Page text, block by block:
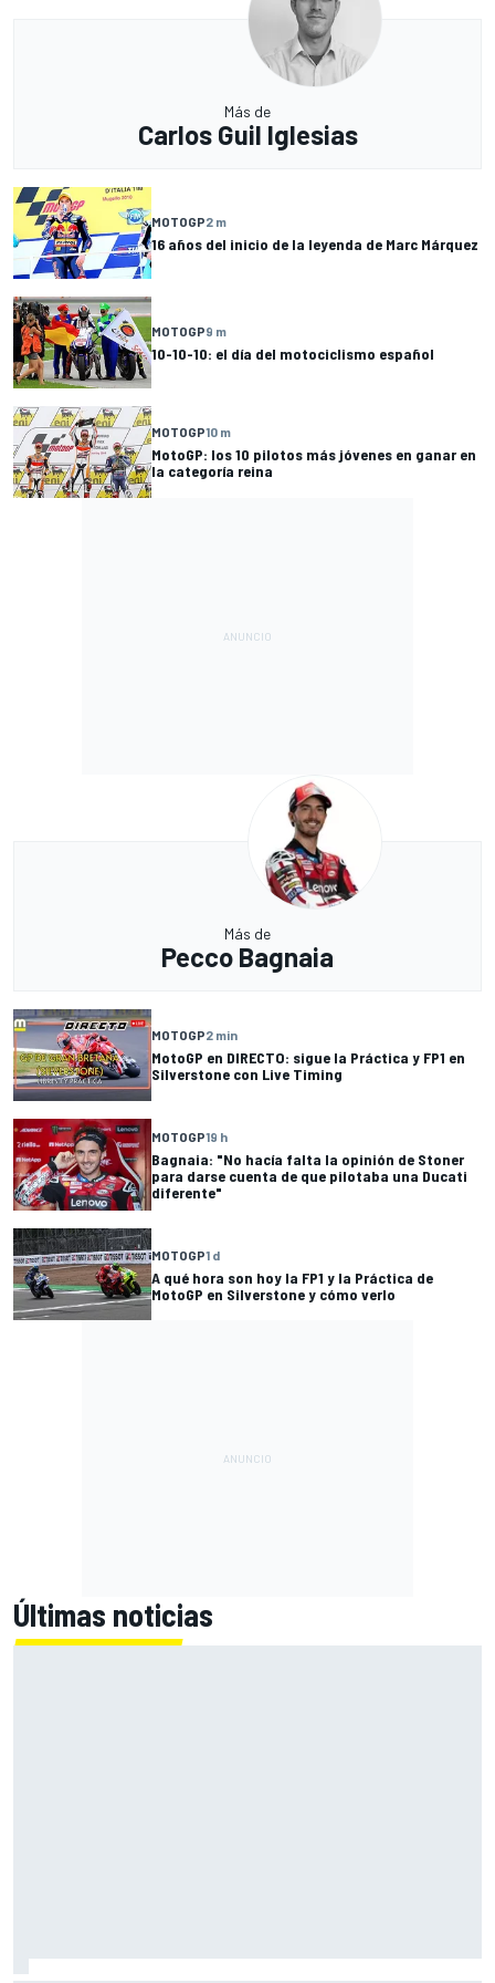
Más de
Carlos Guil Iglesias
MOTOGP2 m
16 años del inicio de la leyenda de Marc Márquez
MOTOGP9 m
10-10-10: el día del motociclismo español
MOTOGP10 m
MotoGP: los 10 pilotos más jóvenes en ganar en
la categoría reina
Más de
Pecco Bagnaia
MOTOGP2 min
MotoGP en DIRECTO: sigue la Práctica y FP1 en
Silverstone con Live Timing
MOTOGP19 h
Bagnaia: "No hacía falta la opinión de Stoner
para darse cuenta de que pilotaba una Ducati
diferente"
MOTOGP1 d
A qué hora son hoy la FP1 y la Práctica de
MotoGP en Silverstone y cómo verlo
Últimas noticias